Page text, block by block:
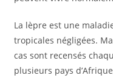
La lèpre est une
tropicales négligées.
cas sont recensés
plusieurs pays